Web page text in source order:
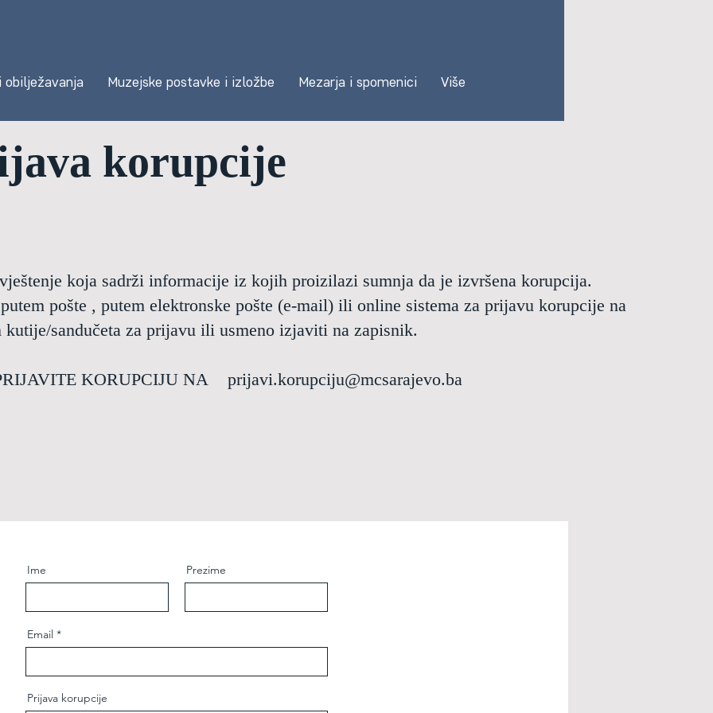
Muzejske postavke i izložbe Mezarja i spomenici Više
korupcije
koja sadrži informacije iz kojih proizilazi sumnja da je izvršena korupcija.
pošte , putem elektronske pošte (e-mail) ili online sistema za prijavu korupcije na
sandučeta za prijavu ili usmeno izjaviti na zapisnik.
NA prijavi.korupciju@mcsarajevo.ba
Ime Prezime
Email
Prijava korupcije